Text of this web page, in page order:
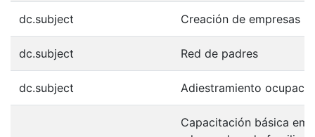
dc.subject Creación de empresas
dc.subject Red de padres
dc.subject Adiestramiento
Capacitación básica